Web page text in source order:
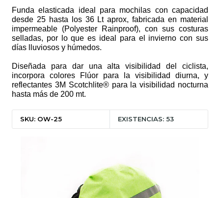
Funda elasticada ideal para mochilas con capacidad
desde 25 hasta los 36 Lt aprox, fabricada en material
impermeable (Polyester Rainproof), con sus costuras
selladas, por lo que es ideal para el invierno con sus
días lluviosos y húmedos.
Diseñada para dar una alta visibilidad del ciclista,
incorpora colores Flúor para la visibilidad diurna, y
reflectantes 3M Scotchlite® para la visibilidad nocturna
hasta más de 200 mt.
SKU: OW-25 EXISTENCIAS: 53